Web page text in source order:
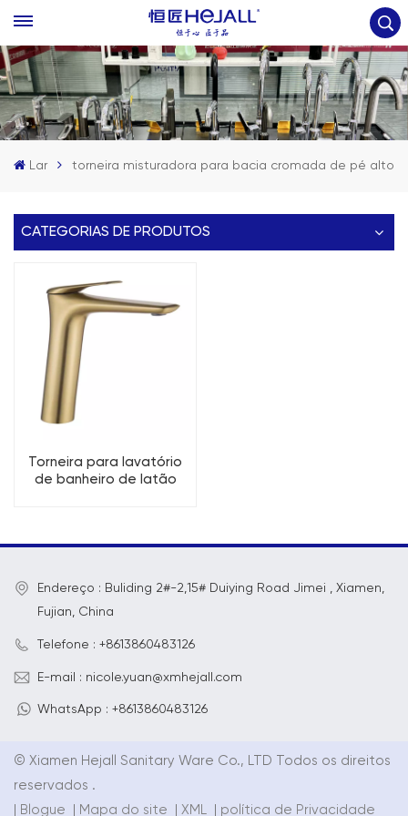
Lar torneira misturadora para bacia cromada de pé alto
CATEGORIAS DE PRODUTOS
Torneira para lavatório
de banheiro de latão
Endereço : Buliding 2#-2,15# Duiying Road Jimei , Xiamen,
Fujian, China
Telefone : +8613860483126
E-mail : nicole.yuan@xmhejall.com
WhatsApp : +8613860483126
© Xiamen Hejall Sanitary Ware Co., LTD Todos os direitos
reservados .
Blogue Mapa do site XML política de Privacidade